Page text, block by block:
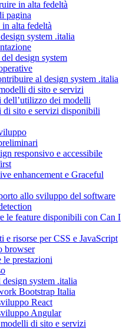
in alta fedeltà
pagina
alta fedeltà
system .italia
design system
al design system .italia
di sito e servizi
dell’utilizzo dei modelli
di sito e servizi disponibili
responsivo e accessibile
enhancement e Graceful
allo sviluppo del software
le feature disponibili con Can I
e risorse per CSS e JavaScript
browser
prestazioni
system .italia
Bootstrap Italia
React
Angular
di sito e servizi